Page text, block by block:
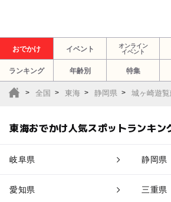
おでかけ イベント
オンライン
イベント
ランキング 年齢別 特集
全国 東海 静岡県 城ヶ崎遊
東海おでかけ人気スポットランキン
岐阜県 静岡県
愛知県 三重県